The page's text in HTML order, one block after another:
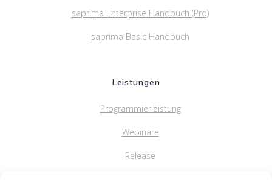
saprima Enterprise Handbuch (Pro)
saprima Basic Handbuch
Leistungen
Programmierleistung
Webinare
Release